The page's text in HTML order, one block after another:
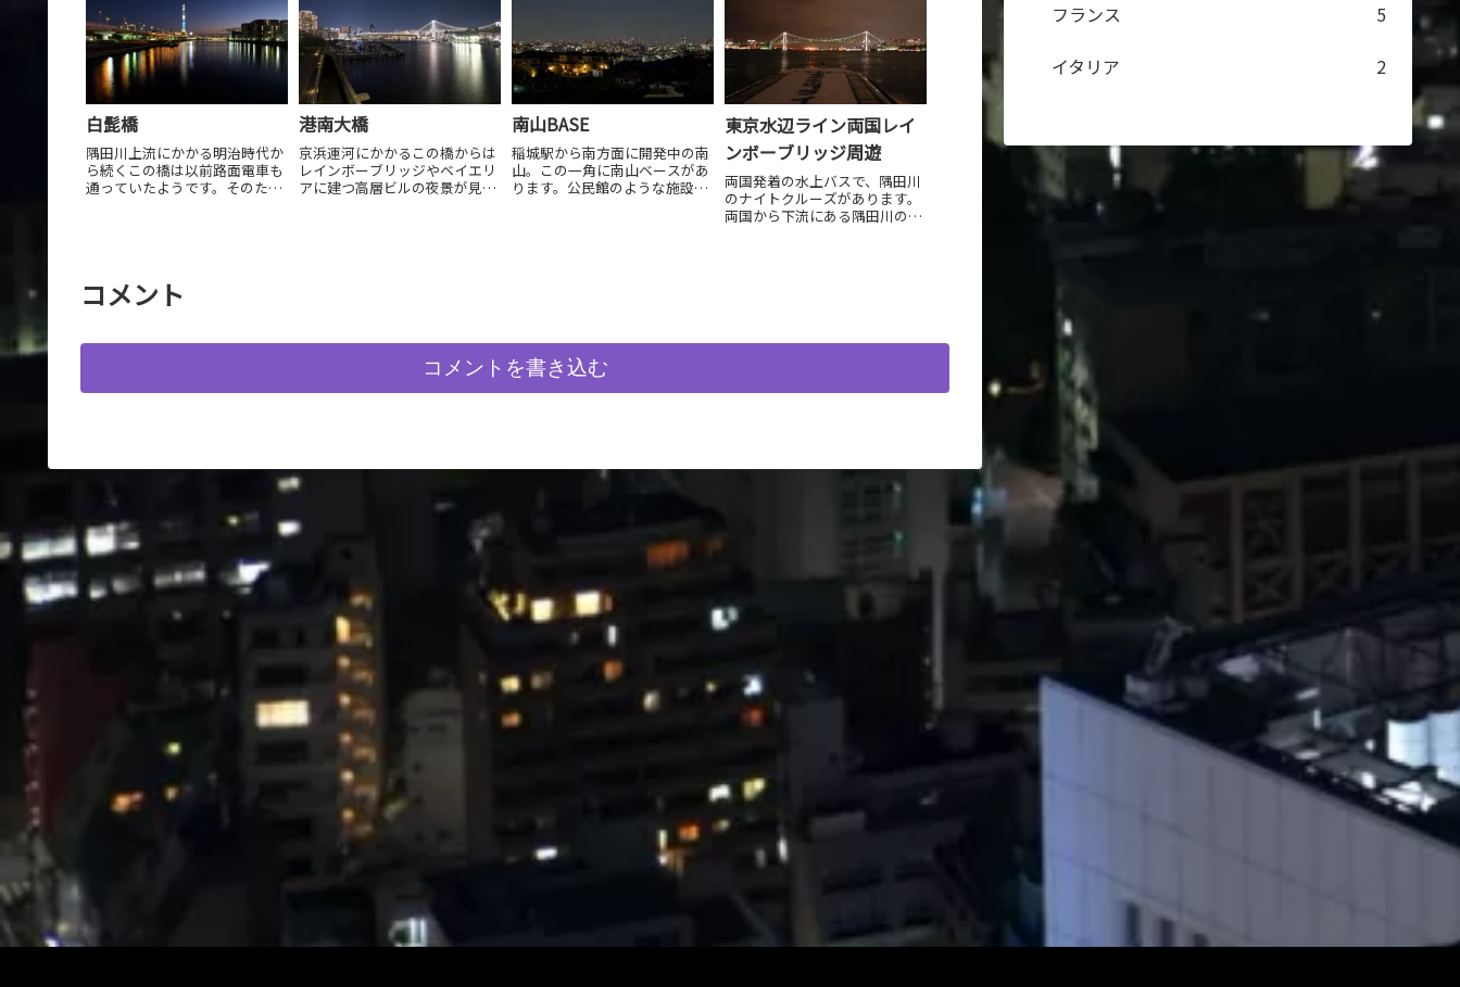
白髭橋
隅田川上流にかかる明治時代か
ら続くこの橋は以前路面電車も
通っていたようです。そのた
港南大橋
京浜運河にかかるこの橋からは
レインボーブリッジやベイエリ
アに建つ高層ビルの夜景が見ら
南山BASE
稲城駅から南方面に開発中の南
山。この一角に南山ベースがあ
ります。公民館のような施設で
東京水辺ライン両国レイ
ンボーブリッジ周遊
両国発着の水上バスで、隅田川
のナイトクルーズがあります。
両国から下流にある隅田川の橋
コメント
コメントを書き込む
フランス
5
イタリア
2